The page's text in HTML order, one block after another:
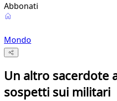
Abbonati
Mondo
Un altro sacerdote
sospetti sui militari